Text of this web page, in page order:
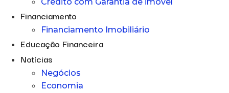
Financiamento
Financiamento Imobiliário
Educação Financeira
Notícias
Negócios
Economia